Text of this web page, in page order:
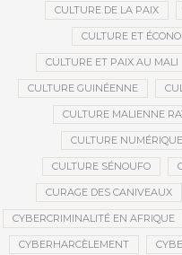
CULTURE DE LA PAIX
CULTURE ET
CULTURE ET PAIX AU MALI
CULTURE GUINÉENNE
CULTURE MALIENNE
CULTURE NUMÉRIQUE
CULTURE SÉNOUFO
CURAGE DES CANIVEAUX
CYBERCRIMINALITÉ EN AFRIQUE
CYBERHARCÈLEMENT